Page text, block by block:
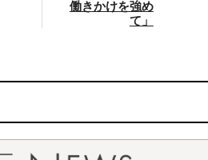
働きかけを強め
て」